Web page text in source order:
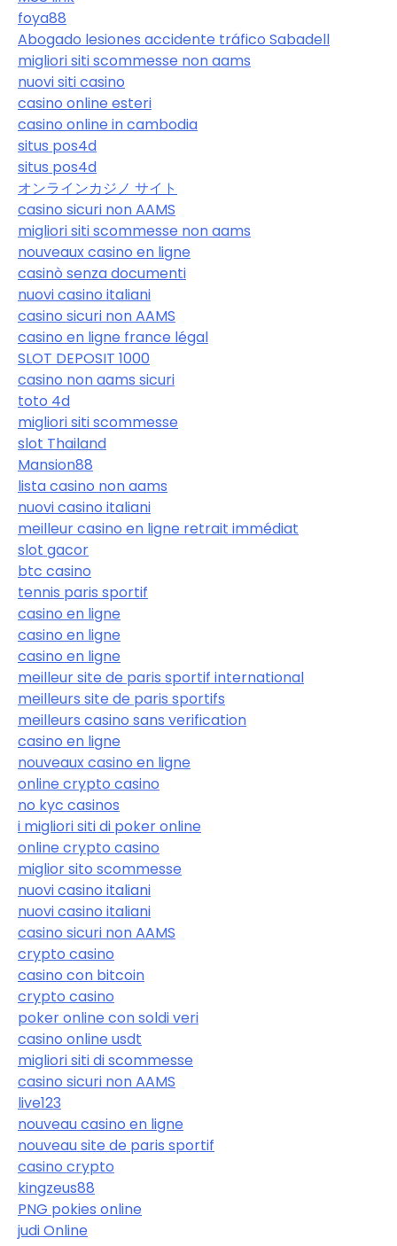
foya88
Abogado lesiones accidente tráfico Sabadell
migliori siti scommesse non aams
nuovi siti casino
casino online esteri
casino online in cambodia
situs pos4d
situs pos4d
オンラインカジノ サイト
casino sicuri non AAMS
migliori siti scommesse non aams
nouveaux casino en ligne
casinò senza documenti
nuovi casino italiani
casino sicuri non AAMS
casino en ligne france légal
SLOT DEPOSIT 1000
casino non aams sicuri
toto 4d
migliori siti scommesse
slot Thailand
Mansion88
lista casino non aams
nuovi casino italiani
meilleur casino en ligne retrait immédiat
slot gacor
btc casino
tennis paris sportif
casino en ligne
casino en ligne
casino en ligne
meilleur site de paris sportif international
meilleurs site de paris sportifs
meilleurs casino sans verification
casino en ligne
nouveaux casino en ligne
online crypto casino
no kyc casinos
i migliori siti di poker online
online crypto casino
miglior sito scommesse
nuovi casino italiani
nuovi casino italiani
casino sicuri non AAMS
crypto casino
casino con bitcoin
crypto casino
poker online con soldi veri
casino online usdt
migliori siti di scommesse
casino sicuri non AAMS
live123
nouveau casino en ligne
nouveau site de paris sportif
casino crypto
kingzeus88
PNG pokies online
judi Online